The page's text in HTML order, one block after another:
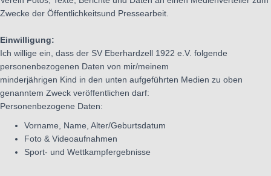
Zwecke der Öffentlichkeitsund Pressearbeit.
Einwilligung:
Ich willige ein, dass der SV Eberhardzell 1922 e.V. folgende
personenbezogenen Daten von mir/meinem
minderjährigen Kind in den unten aufgeführten Medien zu oben
genanntem Zweck veröffentlichen darf:
Personenbezogene Daten:
Vorname, Name, Alter/Geburtsdatum
Foto & Videoaufnahmen
Sport- und Wettkampfergebnisse